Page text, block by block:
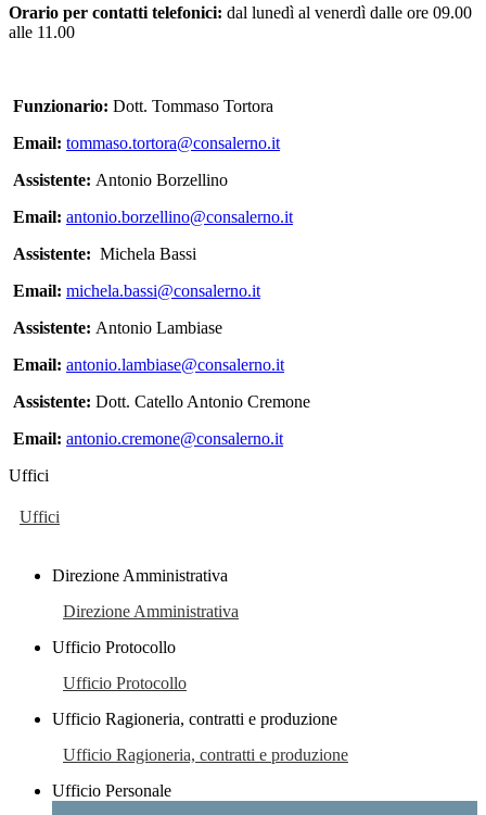
Orario per contatti telefonici: dal lunedì al venerdì dalle ore 09.00
alle 11.00
Funzionario: Dott. Tommaso Tortora
Email: tommaso.tortora@consalerno.it
Assistente: Antonio Borzellino
Email: antonio.borzellino@consalerno.it
Assistente: Michela Bassi
Email: michela.bassi@consalerno.it
Assistente: Antonio Lambiase
Email: antonio.lambiase@consalerno.it
Assistente: Dott. Catello Antonio Cremone
Email: antonio.cremone@consalerno.it
Uffici
Uffici
Direzione Amministrativa
Direzione Amministrativa
Ufficio Protocollo
Ufficio Protocollo
Ufficio Ragioneria, contratti e produzione
Ufficio Ragioneria, contratti e produzione
Ufficio Personale